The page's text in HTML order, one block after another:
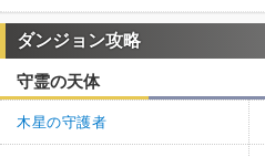
ダンジョン攻略
守霊の天体
木星の守護者